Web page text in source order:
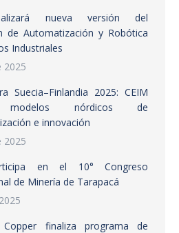
nueva versión del
de Automatización y Robótica
Industriales
2025
Suecia–Finlandia 2025: CEIM
modelos nórdicos de
e innovación
2025
en el 10° Congreso
de Minería de Tarapacá
Copper finaliza programa de